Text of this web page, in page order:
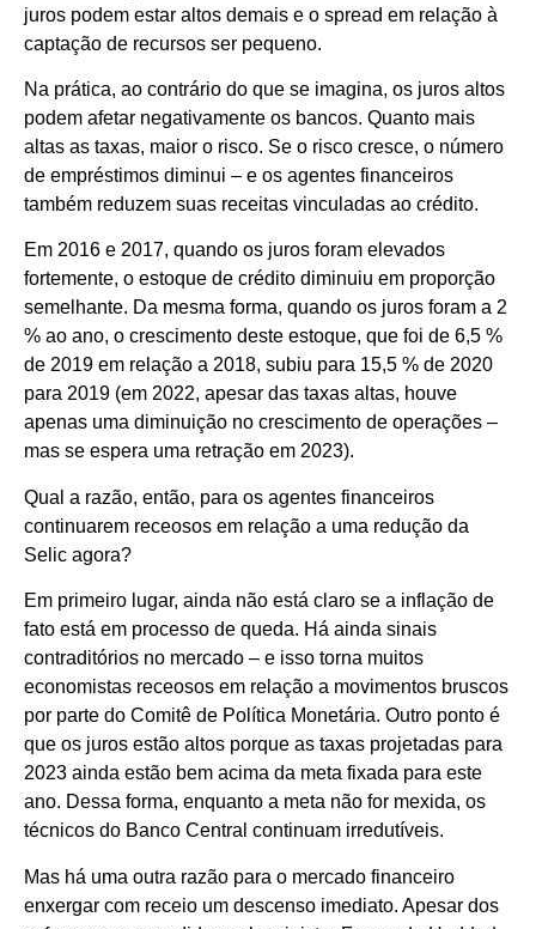
juros podem estar altos demais e o spread em relação à
captação de recursos ser pequeno.
Na prática, ao contrário do que se imagina, os juros altos
podem afetar negativamente os bancos. Quanto mais
altas as taxas, maior o risco. Se o risco cresce, o número
de empréstimos diminui – e os agentes financeiros
também reduzem suas receitas vinculadas ao crédito.
Em 2016 e 2017, quando os juros foram elevados
fortemente, o estoque de crédito diminuiu em proporção
semelhante. Da mesma forma, quando os juros foram a 2
% ao ano, o crescimento deste estoque, que foi de 6,5 %
de 2019 em relação a 2018, subiu para 15,5 % de 2020
para 2019 (em 2022, apesar das taxas altas, houve
apenas uma diminuição no crescimento de operações –
mas se espera uma retração em 2023).
Qual a razão, então, para os agentes financeiros
continuarem receosos em relação a uma redução da
Selic agora?
Em primeiro lugar, ainda não está claro se a inflação de
fato está em processo de queda. Há ainda sinais
contraditórios no mercado – e isso torna muitos
economistas receosos em relação a movimentos bruscos
por parte do Comitê de Política Monetária. Outro ponto é
que os juros estão altos porque as taxas projetadas para
2023 ainda estão bem acima da meta fixada para este
ano. Dessa forma, enquanto a meta não for mexida, os
técnicos do Banco Central continuam irredutíveis.
Mas há uma outra razão para o mercado financeiro
enxergar com receio um descenso imediato. Apesar dos